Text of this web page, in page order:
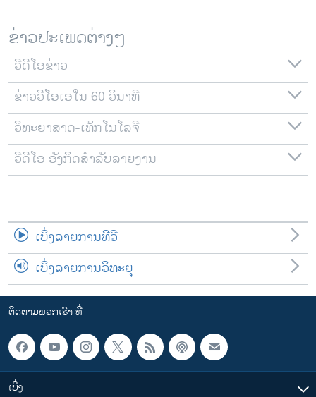
ຂ່າວປະເພດຕ່າງໆ
ວີດີໂອຂ່າວ
ຂ່າວວີໂອເອໃນ 60 ວິນາທີ
ວິທະຍາສາດ-ເທັກໂນໂລຈີ
ວີດີໂອ ອັງກິດສຳລັບລາຍງານ
ເບິ່ງລາຍການທີວີ
ເບິ່ງລາຍການວິທະຍຸ
ຕິດຕາມພວກເຮົາ ທີ່
ເບິ່ງ